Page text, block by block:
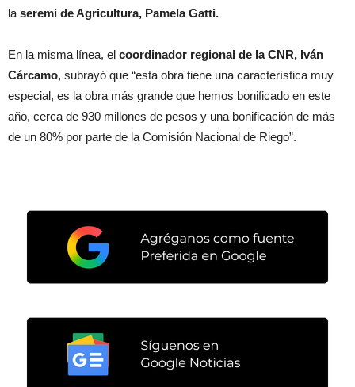
la seremi de Agricultura, Pamela Gatti.
En la misma línea, el coordinador regional de la CNR, Iván
Cárcamo, subrayó que “esta obra tiene una característica muy
especial, es la obra más grande que hemos bonificado en este
año, cerca de 930 millones de pesos y una bonificación de más
de un 80% por parte de la Comisión Nacional de Riego”.